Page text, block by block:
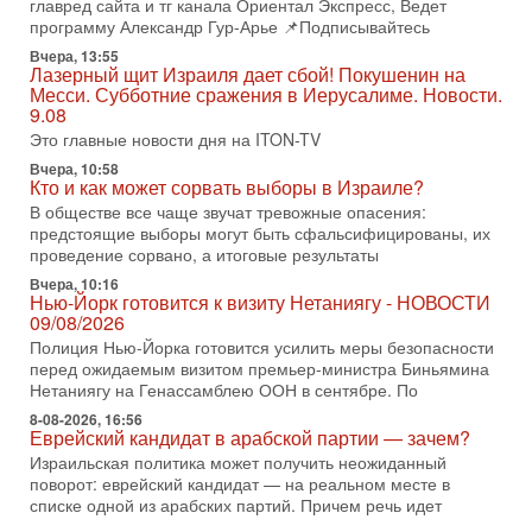
Выборы в Израиле в опасности?! ШАБАК формирует
спецотдел
В этом выпуске мы разбираем одну из самых тревожных
тем израильской политики. Известно, что израильская
Служба общей безопасности (ШАБАК) создала
3-08-2026, 08:32
Трамп и Иран: последний шанс - НОВОСТИ
03/08/2026
Президент США Дональд Трамп объявил о возобновлении
переговоров с Ираном, но Тегеран пока не подтвердил
готовность к диалогу. По словам американского
2-08-2026, 08:42
Трамп отменил удар по Ирану - НОВОСТИ
02/08/2026
Президент США Дональд Трамп сегодня заявил об отмене
подготовленного удара по Ирану после обращений
Тегерана и других стран региона. По его словам,
1-08-2026, 17:50
«Русский голос» Израиля: кто заберет его на этот
раз?
Голоса русскоязычных репатриантов не раз кардинально
меняли политический ландшафт Израиля. Достаточно
главред сайта и тг канала Ориентал Экспресс, Ведет
программу Александр Гур-Арье 📌Подписывайтесь
Вчера, 13:55
Лазерный щит Израиля дает сбой! Покушенин на
Месси. Субботние сражения в Иерусалиме. Новости.
9.08
Это главные новости дня на ITON-TV
Вчера, 10:58
Кто и как может сорвать выборы в Израиле?
В обществе все чаще звучат тревожные опасения:
предстоящие выборы могут быть сфальсифицированы, их
проведение сорвано, а итоговые результаты
Вчера, 10:16
Нью-Йорк готовится к визиту Нетаниягу - НОВОСТИ
09/08/2026
Полиция Нью-Йорка готовится усилить меры безопасности
перед ожидаемым визитом премьер-министра Биньямина
Нетаниягу на Генассамблею ООН в сентябре. По
8-08-2026, 16:56
Еврейский кандидат в арабской партии — зачем?
Израильская политика может получить неожиданный
поворот: еврейский кандидат — на реальном месте в
списке одной из арабских партий. Причем речь идет